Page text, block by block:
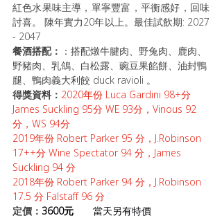
紅色水果味主導，單寧豐富，平衡感好，回味
討喜。 陳年實力20年以上。最佳試飲期: 2027
- 2047
餐酒搭配： ：搭配燉牛腱肉、野兔肉、鹿肉、
野豬肉、乳鴿、白松露、豌豆果餡餅、油封鴨
腿、鴨肉義大利餃 duck ravioli 。
得獎資料： 2020年份 Luca Gardini 98+分
James Suckling 95分 WE 93分，Vinous 92
分，WS 94分
2019年份 Robert Parker 95 分，J.Robinson
17++分 Wine Spectator 94 分，James
Suckling 94 分
2018年份 Robert Parker 94 分，J.Robinson
17.5 分 Falstaff 96 分
定價： 3600元 當天另有特價